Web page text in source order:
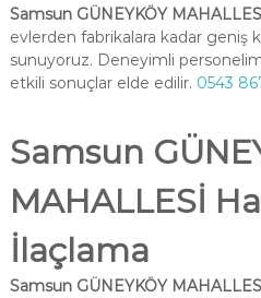
Samsun GÜNEYKÖY
evlerden fabrikalara kadar geniş
sunuyoruz. Deneyimli
etkili sonuçlar elde edilir. 0543
Samsun
MAHALLESİ
İlaçlama
Samsun GÜNEYKÖY